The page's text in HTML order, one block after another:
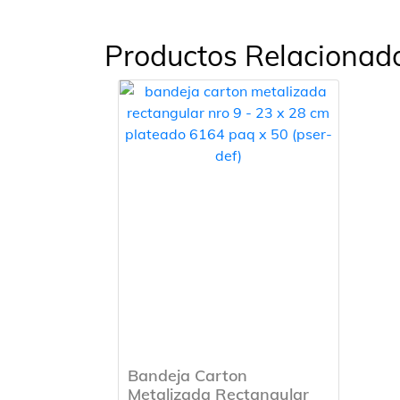
Productos
Bandeja Carton
Metalizada Rectangular